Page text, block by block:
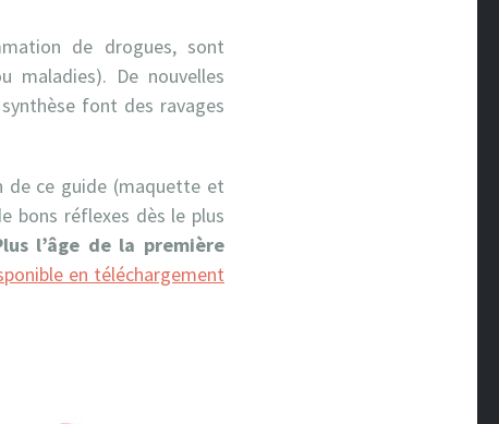
de drogues, sont
maladies). De nouvelles
font des ravages
de ce guide (maquette et
bons réflexes dès le plus
l’âge de la première
en téléchargement